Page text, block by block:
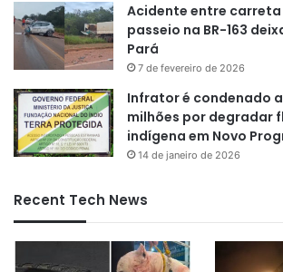
Acidente entre carreta
passeio na BR-163
Pará
7 de fevereiro de 2026
Infrator é condenado a
milhões por degradar
indígena em Novo
14 de janeiro de 2026
Recent Tech News